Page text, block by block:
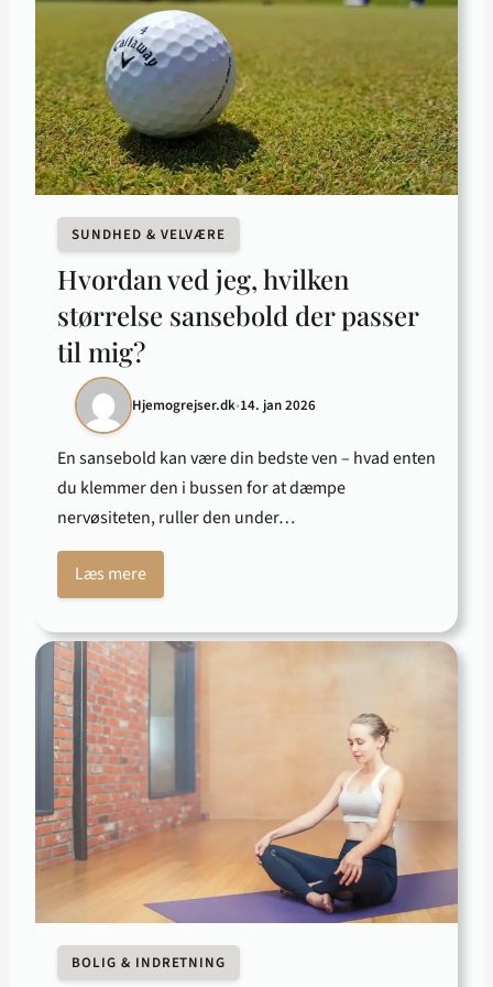
SUNDHED & VELVÆRE
Hvordan ved jeg, hvilken
størrelse sansebold der passer
til mig?
Hjemogrejser.dk•14. jan 2026
En sansebold kan være din bedste ven – hvad enten
du klemmer den i bussen for at dæmpe
nervøsiteten, ruller den under…
Læs mere
BOLIG & INDRETNING